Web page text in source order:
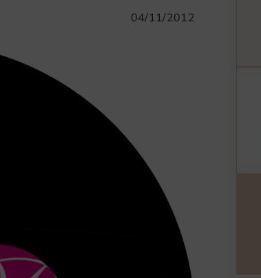
04/11/2012